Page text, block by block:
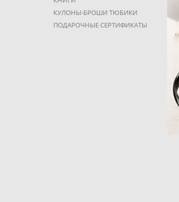
КУЛОНЫ-БРОШИ ТЮБИКИ
ПОДАРОЧНЫЕ СЕРТИФИКАТЫ